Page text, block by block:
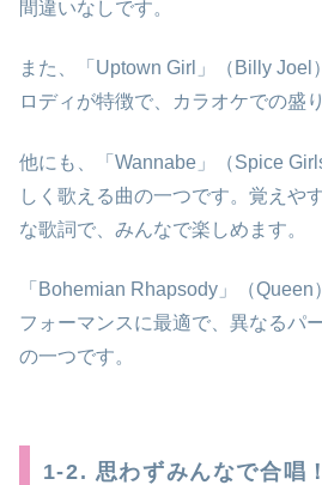
間違いなしです。
また、「Uptown Girl」（Billy Joel
ロディが特徴で、カラオケでの盛
他にも、「Wannabe」（Spice
しく歌える曲の一つです。覚えや
な歌詞で、みんなで楽しめます。
「Bohemian Rhapsody」（
フォーマンスに最適で、異なるパ
の一つです。
1-2. 思わずみんなで合唱！